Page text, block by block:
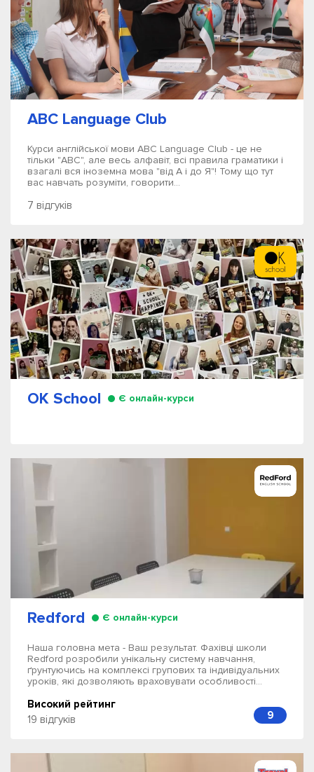
ABC Language Club
Курси англійської мови ABC Language Club - це не
тільки "ABC", але весь алфавіт, всі правила граматики і
взагалі вся іноземна мова "від А і до Я"! Тому що тут
вас навчать розуміти, говорити...
7 відгуків
OK School Є онлайн-курси
Redford Є онлайн-курси
Наша головна мета - Ваш результат. Фахівці школи
Redford розробили унікальну систему навчання,
ґрунтуючись на комплексі групових та індивідуальних
уроків, які дозволяють враховувати особливості...
Високий рейтинг
19 відгуків
9